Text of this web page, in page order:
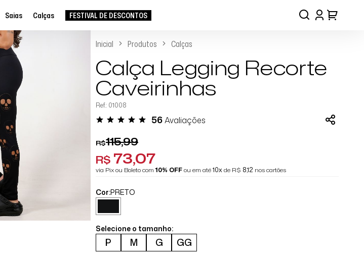
Saias Calças FESTIVAL DE DESCONTOS
Inicial Produtos Calças
Calça Legging Recorte
Caveirinhas
Ref.: 01008
56Avaliações
R$115,99
R$ 73,07
via Pix ou Boleto com10% OFFou em até10xde R$ 8,12 nos cartões
Cor:PRETO
Selecione o tamanho:
P M G GG